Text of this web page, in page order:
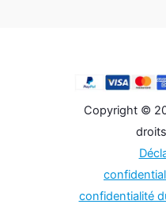
Copyright ©
confidentialité